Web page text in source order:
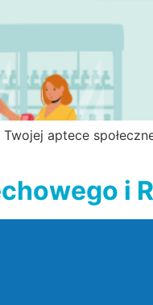
aptece
i